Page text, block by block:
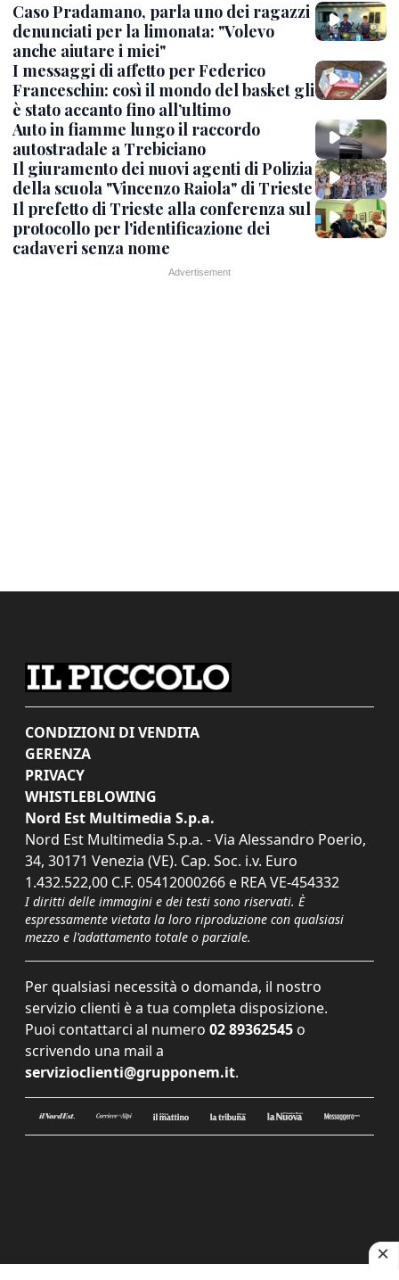
Caso Pradamano, parla uno dei ragazzi
denunciati per la limonata: "Volevo
anche aiutare i miei"
I messaggi di affetto per Federico
Franceschin: così il mondo del basket gli
è stato accanto fino all’ultimo
Auto in fiamme lungo il raccordo
autostradale a Trebiciano
Il giuramento dei nuovi agenti di Polizia
della scuola "Vincenzo Raiola" di Trieste
Il prefetto di Trieste alla conferenza sul
protocollo per l'identificazione dei
cadaveri senza nome
CONDIZIONI DI VENDITA
GERENZA
PRIVACY
WHISTLEBLOWING
Nord Est Multimedia S.p.a.
Nord Est Multimedia S.p.a. - Via Alessandro Poerio,
34, 30171 Venezia (VE). Cap. Soc. i.v. Euro
1.432.522,00 C.F. 05412000266 e REA VE-454332
I diritti delle immagini e dei testi sono riservati. È
espressamente vietata la loro riproduzione con qualsiasi
mezzo e l'adattamento totale o parziale.
Per qualsiasi necessità o domanda, il nostro
servizio clienti è a tua completa disposizione.
Puoi contattarci al numero 02 89362545 o
scrivendo una mail a
servizioclienti@grupponem.it.